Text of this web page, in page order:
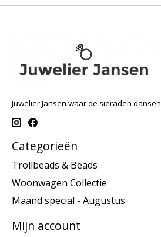
Juwelier Jansen waar de sieraden dansen
Categorieën
Trollbeads & Beads
Woonwagen Collectie
Maand special - Augustus
Mijn account